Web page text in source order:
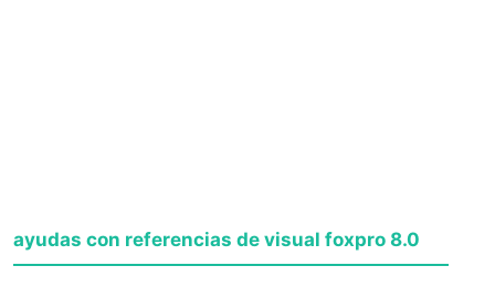
ayudas con referencias de visual foxpro 8.0